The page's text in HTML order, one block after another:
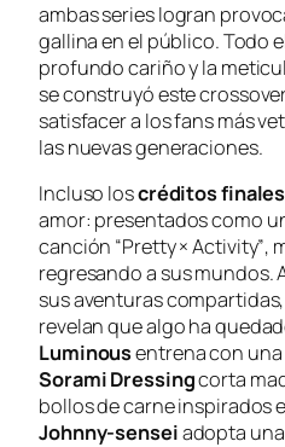
ambas series logran
gallina en el público. Todo
profundo cariño y la
se construyó este
satisfacer a los fans más
las nuevas generaciones.
Incluso loscréditos finales
amor: presentados como
canción “Pretty × Activity”,
regresando a sus mundos.
sus aventuras
revelan que algo ha
Luminousentrena con una
Sorami Dressingcorta
bollos de carne inspirados
Johnny-senseiadopta